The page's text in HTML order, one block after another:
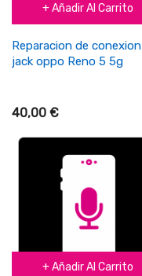
+ Añadir Al Carrito
Reparacion de conexion
jack oppo Reno 5 5g
40,00 €
+ Añadir Al Carrito